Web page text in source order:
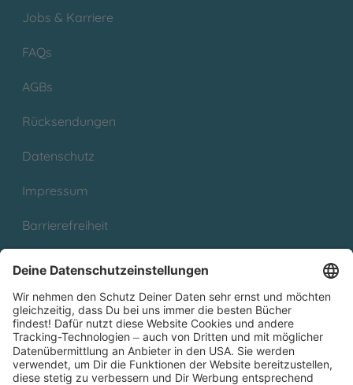
Jobs & Karriere
FAQs
AGBs
Rücksendungen
Datenschutz
Impressum
Barrierefreiheit
Partnerprogramm (Affiliate)
Folge uns auf